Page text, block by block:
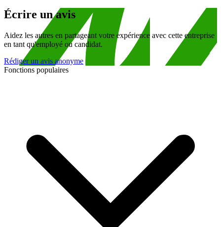
Écrire un avis
Aidez les autres en partageant votre expérience avec cette entreprise
en tant qu'employé ou candidat.
Rédiger un avis anonyme
Fonctions populaires